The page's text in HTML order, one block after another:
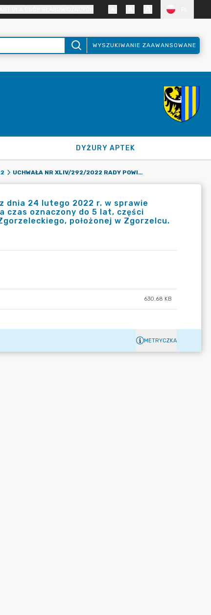
WYSZUKIWANIE ZAAWANSOWANE
DYŻURY APTEK
UCHWAŁA NR XLIV/292/2022 RADY POWIATU ZGORZELECKIEGO Z DNIA 24 LUTEGO 2022 R. W SPRAWIE WYRAŻENIA ZGODY NA ZAWARCIE KOLEJNEJ UMOWY DZIERŻAWY NA CZAS OZNACZONY DO 5 LAT, CZĘŚCI NIERUCHOMOŚCI GRUNTOWEJ STANOWIĄCEJ WŁASNOŚĆ POWIATU ZGORZELECKIEGO, POŁOŻONEJ W ZGORZELCU.
dnia 24 lutego 2022 r. w sprawie
czas oznaczony do 5 lat, części
położonej w Zgorzelcu.
630.68 KB
METRYCZKA